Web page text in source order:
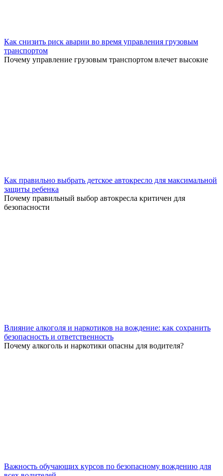
Как снизить риск аварии во время управления грузовым
транспортом
Почему управление грузовым транспортом влечет высокие
Как правильно выбрать детское автокресло для максимальной
защиты ребенка
Почему правильный выбор автокресла критичен для
безопасности
Влияние алкоголя и наркотиков на вождение: как сохранить
безопасность и ответственность
Почему алкоголь и наркотики опасны для водителя?
Важность обучающих курсов по безопасному вождению для